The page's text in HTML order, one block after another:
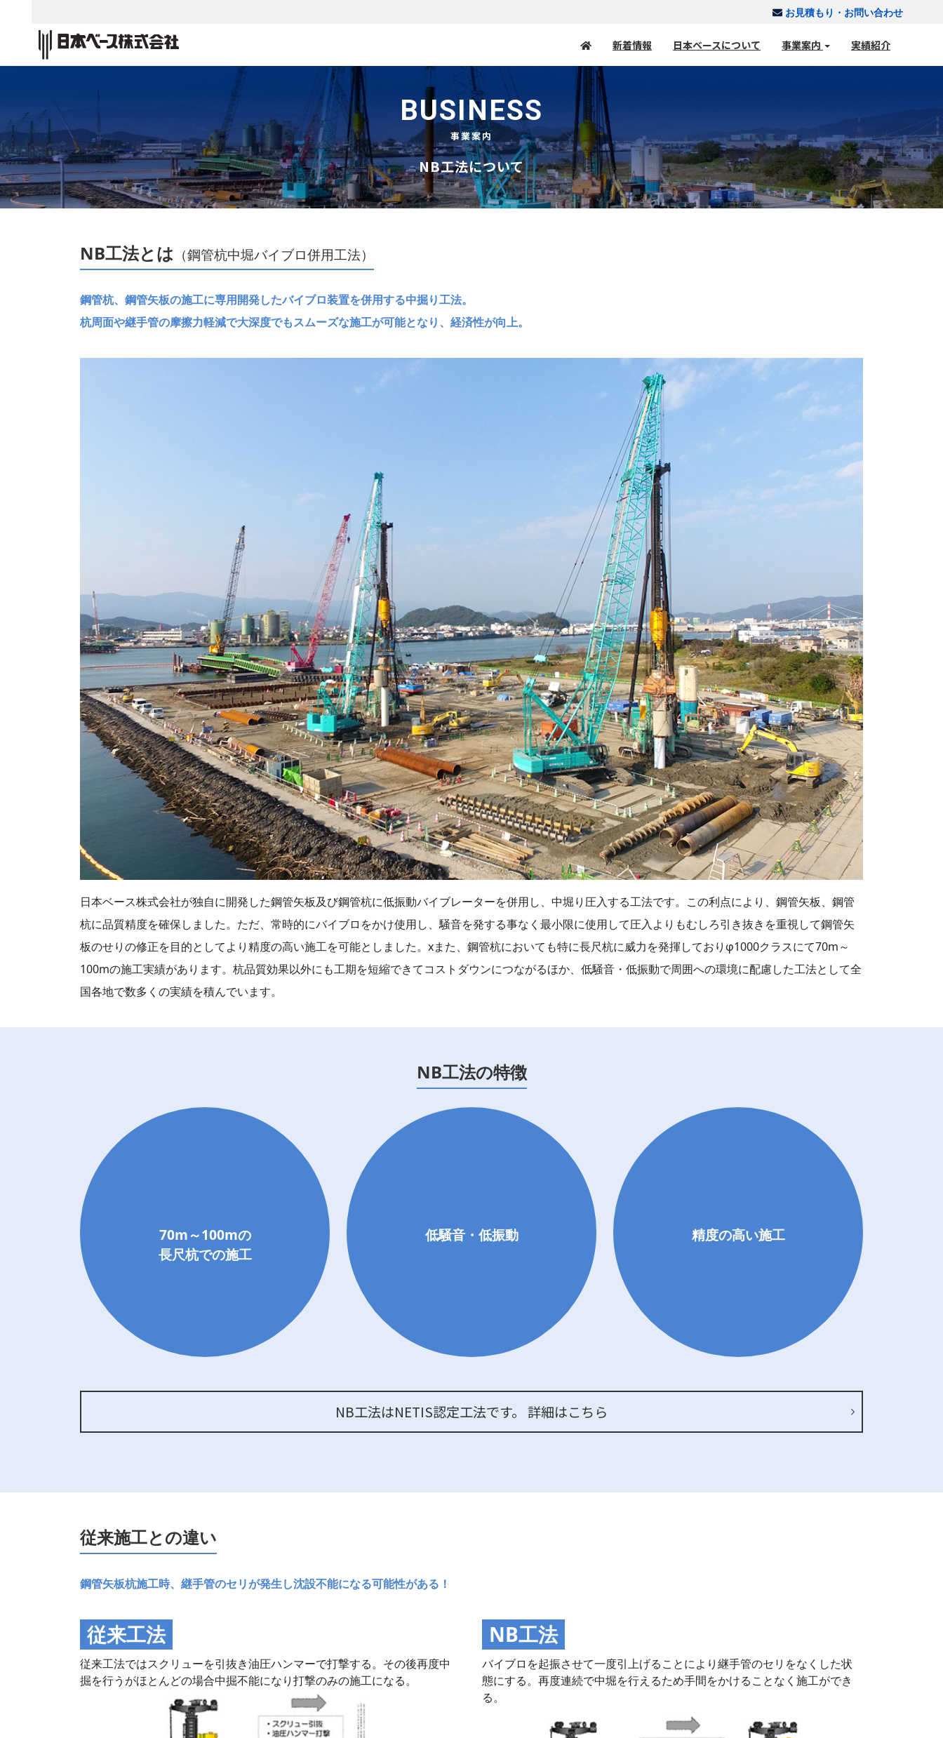
お見積もり・お問い合わせ
新着情報 日本ベースについて 事業案内 実績紹介
BUSINESS
事業案内
NB工法について
NB工法とは （鋼管杭中堀バイブロ併用工法）
鋼管杭、鋼管矢板の施工に専用開発したバイブロ装置を併用する中掘り工法。
杭周面や継手管の摩擦力軽減で大深度でもスムーズな施工が可能となり、経済性が向上。
日本ベース株式会社が独自に開発した鋼管矢板及び鋼管杭に低振動バイブレーターを併用し、中堀り圧入する工法です。この利点により、鋼管矢板、鋼管
杭に品質精度を確保しました。ただ、常時的にバイブロをかけ使用し、騒音を発する事なく最小限に使用して圧入よりもむしろ引き抜きを重視して鋼管矢
板のせりの修正を目的としてより精度の高い施工を可能としました。xまた、鋼管杭においても特に長尺杭に威力を発揮しておりφ1000クラスにて70m～
100mの施工実績があります。杭品質効果以外にも工期を短縮できてコストダウンにつながるほか、低騒音・低振動で周囲への環境に配慮した工法として全
国各地で数多くの実績を積んでいます。
NB工法の特徴
70m～100mの
長尺杭での施工
低騒音・低振動 精度の高い施工
NB工法はNETIS認定工法です。 詳細はこちら
従来施工との違い
鋼管矢板杭施工時、継手管のセリが発生し沈設不能になる可能性がある！
従来工法
従来工法ではスクリューを引抜き油圧ハンマーで打撃する。その後再度中
掘を行うがほとんどの場合中掘不能になり打撃のみの施工になる。
NB工法
バイブロを起振させて一度引上げることにより継手管のセリをなくした状
態にする。再度連続で中堀を行えるため手間をかけることなく施工ができ
る。